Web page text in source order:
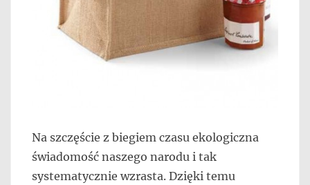
Na szczęście z biegiem czasu ekologiczna
świadomość naszego narodu i tak
systematycznie wzrasta. Dzięki temu